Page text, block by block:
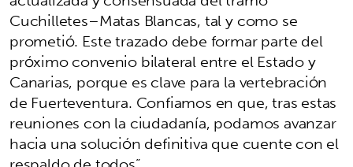
Cuchilletes–Matas Blancas, tal y como se
prometió. Este trazado debe formar parte del
próximo convenio bilateral entre el Estado y
Canarias, porque es clave para la vertebración
de Fuerteventura. Confiamos en que, tras estas
reuniones con la ciudadanía, podamos avanzar
hacia una solución definitiva que cuente con el